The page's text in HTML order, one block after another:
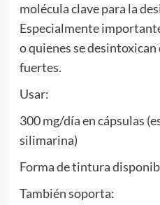
molécula clave para la
Especialmente
o quienes se
fuertes.
Usar:
300 mg/día en cápsulas
silimarina)
Forma de tintura
También soporta: